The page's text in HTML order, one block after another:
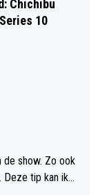
Chichibu
10
de show. Zo ook
Deze tip kan ik